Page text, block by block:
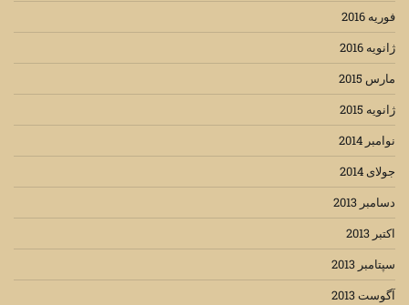
فوریه 2016
ژانویه 2016
مارس 2015
ژانویه 2015
نوامبر 2014
جولای 2014
دسامبر 2013
اکتبر 2013
سپتامبر 2013
آگوست 2013